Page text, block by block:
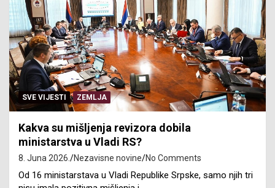
SVE VIJESTI ZEMLJA
Kakva su mišljenja revizora dobila
ministarstva u Vladi RS?
8. Juna 2026. Nezavisne novine No Comments
Od 16 ministarstava u Vladi Republike Srpske, samo njih tri